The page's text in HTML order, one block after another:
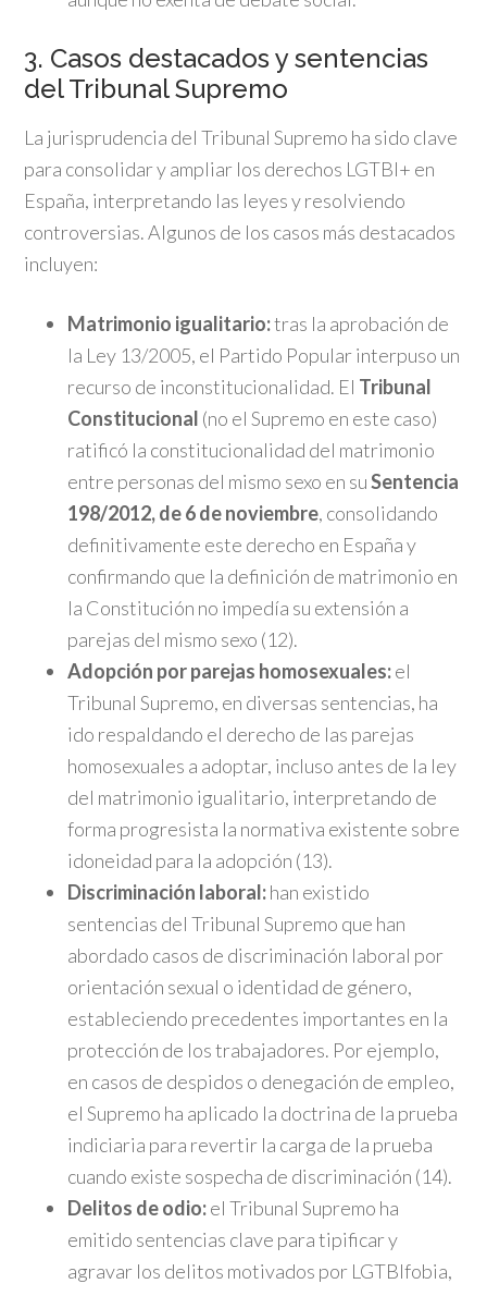
3. Casos destacados y sentencias
del Tribunal Supremo
La jurisprudencia del Tribunal Supremo ha sido clave
para consolidar y ampliar los derechos LGTBI+ en
España, interpretando las leyes y resolviendo
controversias. Algunos de los casos más destacados
incluyen:
Matrimonio igualitario:tras la aprobación de
la Ley 13/2005, el Partido Popular interpuso un
recurso de inconstitucionalidad. El Tribunal
Constitucional (no el Supremo en este caso)
ratificó la constitucionalidad del matrimonio
entre personas del mismo sexo en suSentencia
198/2012, de 6 de noviembre, consolidando
definitivamente este derecho en España y
confirmando que la definición de matrimonio en
la Constitución no impedía su extensión a
parejas del mismo sexo (12).
Adopción por parejas homosexuales:el
Tribunal Supremo, en diversas sentencias, ha
ido respaldando el derecho de las parejas
homosexuales a adoptar, incluso antes de la ley
del matrimonio igualitario, interpretando de
forma progresista la normativa existente sobre
idoneidad para la adopción (13).
Discriminación laboral:han existido
sentencias del Tribunal Supremo que han
abordado casos de discriminación laboral por
orientación sexual o identidad de género,
estableciendo precedentes importantes en la
protección de los trabajadores. Por ejemplo,
en casos de despidos o denegación de empleo,
el Supremo ha aplicado la doctrina de la prueba
indiciaria para revertir la carga de la prueba
cuando existe sospecha de discriminación (14).
Delitos de odio:el Tribunal Supremo ha
emitido sentencias clave para tipificar y
agravar los delitos motivados por LGTBIfobia,